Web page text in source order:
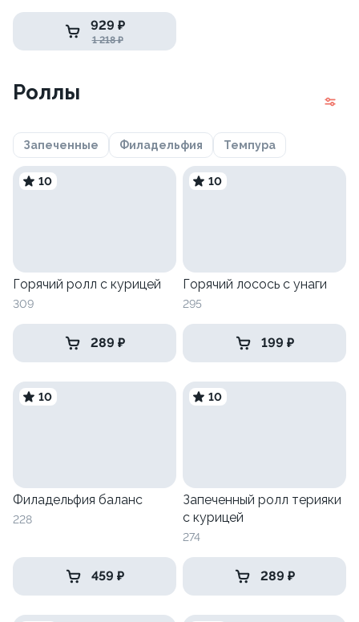
929 ₽
1 218 ₽
Роллы
Запеченные Филадельфия Темпура
10
Горячий ролл с курицей
309
289 ₽
10
Горячий лосось с унаги
295
199 ₽
10
Филадельфия баланс
228
459 ₽
10
Запеченный ролл терияки
с курицей
274
289 ₽